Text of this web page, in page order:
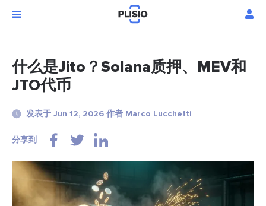
什么是Jito？Solana质押、MEV和
JTO代币
发表于 Jun 12, 2026 作者 Marco Lucchetti
分享到